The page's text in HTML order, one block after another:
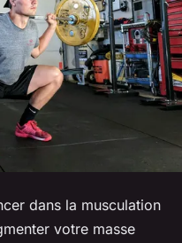
dans la musculation
votre masse